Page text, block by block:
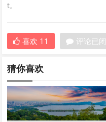
t。
喜欢 11 评论已闭
猜你喜欢